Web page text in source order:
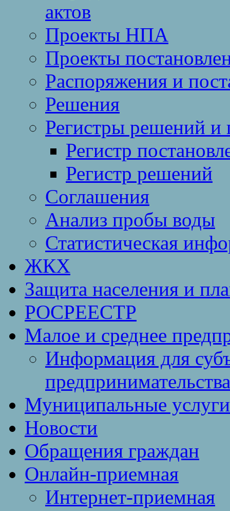
актов
Проекты НПА
Проекты
Распоряжения и
Решения
Регистры решений и
Регистр
Регистр решений
Соглашения
Анализ пробы воды
Статистическая
ЖКХ
Защита населения и
РОСРЕЕСТР
Малое и среднее
Информация для
предпринимательства
Муниципальные
Новости
Обращения граждан
Онлайн-приемная
Интернет-приемная